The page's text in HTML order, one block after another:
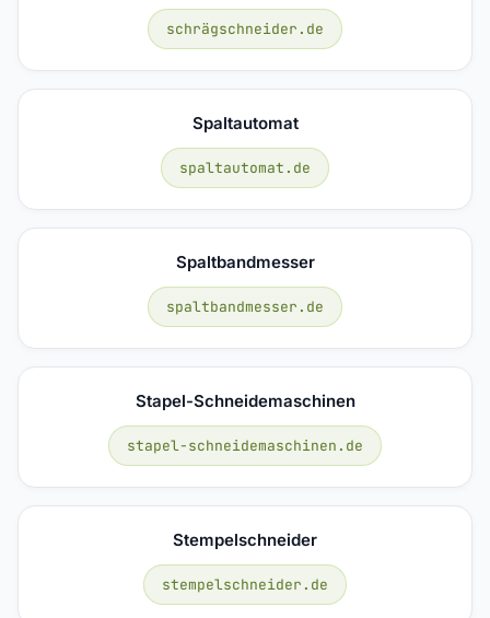
schrägschneider.de
Spaltautomat
spaltautomat.de
Spaltbandmesser
spaltbandmesser.de
Stapel-Schneidemaschinen
stapel-schneidemaschinen.de
Stempelschneider
stempelschneider.de